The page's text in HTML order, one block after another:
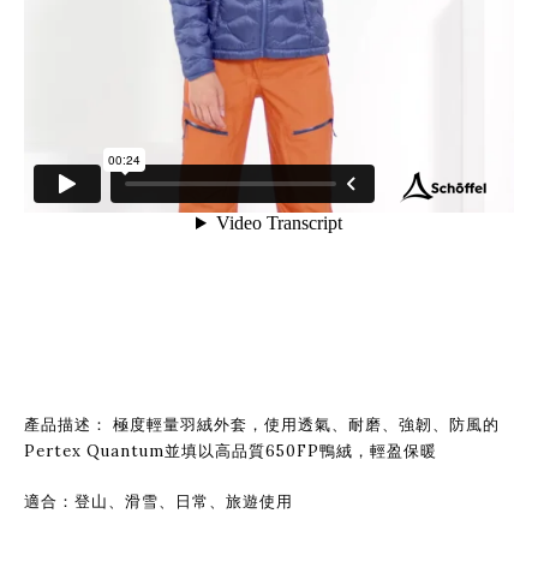
產品描述： 極度輕量羽絨外套，使用透氣、耐磨、強韌、防風的
Pertex Quantum並填以高品質650FP鴨絨，輕盈保暖
適合：登山、滑雪、日常、旅遊使用